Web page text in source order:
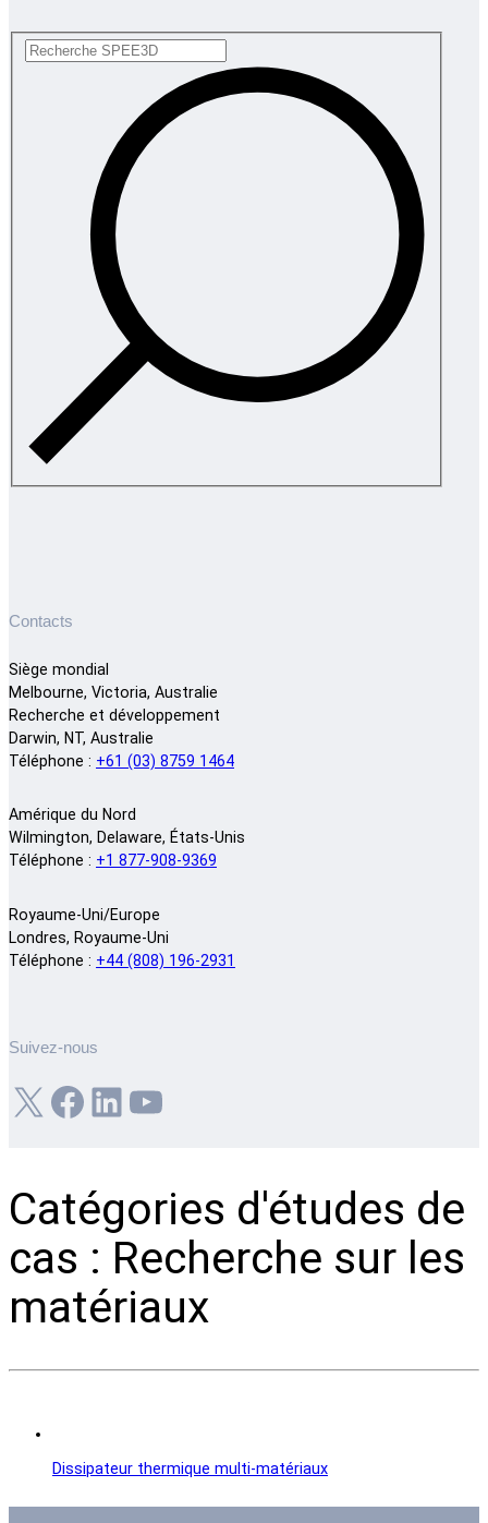
Contacts
Siège mondial
Melbourne, Victoria, Australie
Recherche et développement
Darwin, NT, Australie
Téléphone : +61 (03) 8759 1464
Amérique du Nord
Wilmington, Delaware, États-Unis
Téléphone : +1 877-908-9369
Royaume-Uni/Europe
Londres, Royaume-Uni
Téléphone : +44 (808) 196-2931
Suivez-nous
X Facebook LinkedIn YouTube
Catégories d'études de
cas : Recherche sur les
matériaux
Dissipateur thermique multi-matériaux